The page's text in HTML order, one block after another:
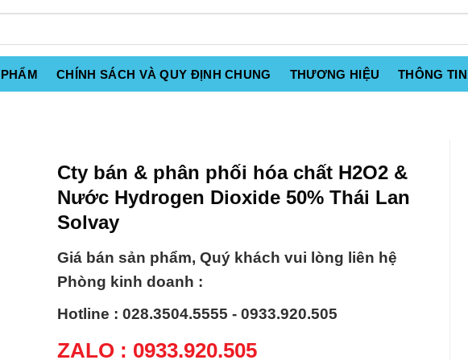
CHÍNH SÁCH VÀ QUY ĐỊNH CHUNG THƯƠNG HIỆU THÔNG TIN
Cty bán & phân phối hóa chất H2O2 &
Nước Hydrogen Dioxide 50% Thái Lan
Solvay
Giá bán sản phẩm, Quý khách vui lòng liên hệ
Phòng kinh doanh :
Hotline : 028.3504.5555 - 0933.920.505
ZALO : 0933.920.505